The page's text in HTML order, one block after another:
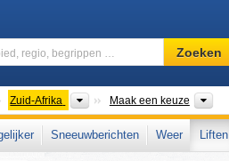
Skigebied,
regio,
…
Zoeken
Zuid-Afrika LandenMaak een keuze
Sneeuwberichten Weer Liften